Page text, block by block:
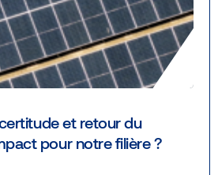
et retour du
pour notre filière ?